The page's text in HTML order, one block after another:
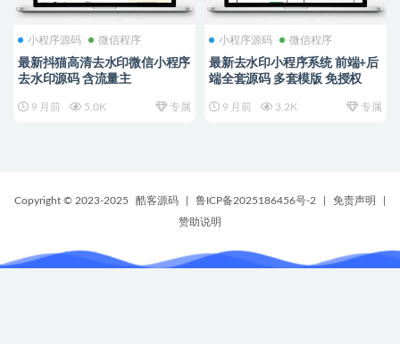
小程序源码 微信程序
最新抖猫高清去水印微信小程序
去水印源码 含流量主
9 月前 5.0K 专属
小程序源码 微信程序
最新去水印小程序系统 前端+后
端全套源码 多套模版 免授权
9 月前 3.2K 专属
Copyright © 2023-2025 酷客源码 鲁ICP备2025186456号-2 免责声明
赞助说明